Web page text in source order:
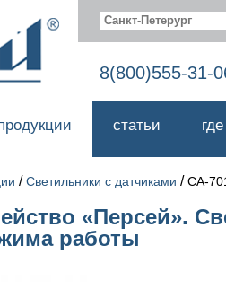
Санкт-Петерург
8(800)555-31-
статьи
/Светильники с датчиками /СА-
«Персей».
работы